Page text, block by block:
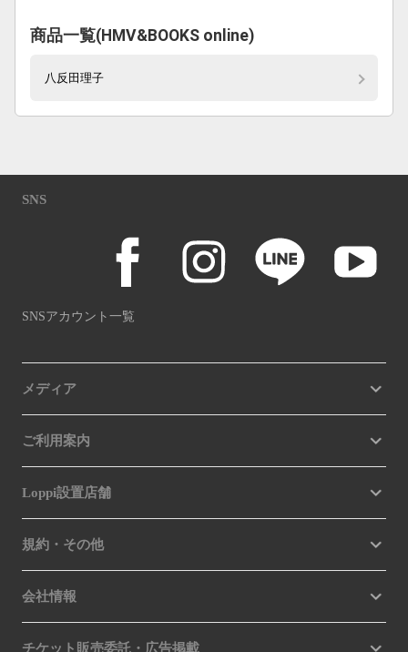
商品一覧(HMV&BOOKS online)
八反田理子
SNS
SNSアカウント一覧
メディア
ご利用案内
Loppi設置店舗
規約・その他
会社情報
チケット販売委託・広告掲載